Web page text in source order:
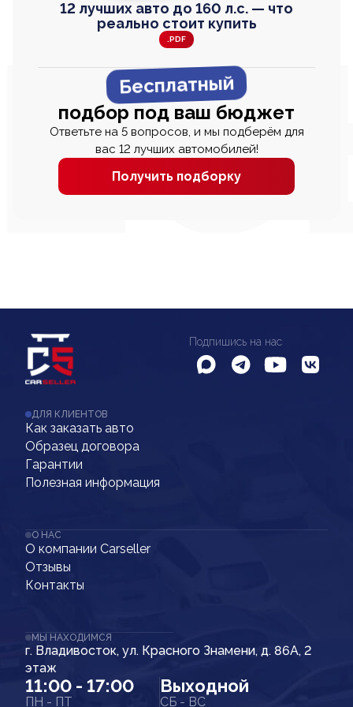
12 лучших авто до 160 л.с. — что
реально стоит купить
.PDF
Бесплатный
подбор под ваш бюджет
Ответьте на 5 вопросов, и мы подберём для
вас 12 лучших автомобилей!
Получить подборку
Подпишись на нас
ДЛЯ КЛИЕНТОВ
Как заказать авто
Образец договора
Гарантии
Полезная информация
О НАС
О компании Carseller
Отзывы
Контакты
МЫ НАХОДИМСЯ
г. Владивосток, ул. Красного Знамени, д. 86А, 2
этаж
11:00 - 17:00
ПН - ПТ
Выходной
СБ - ВС